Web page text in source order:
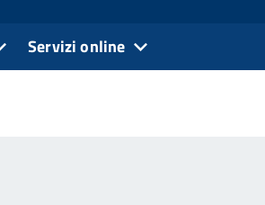
Servizi online